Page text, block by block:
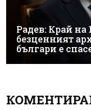
Радев: Край на
безценният
българи е